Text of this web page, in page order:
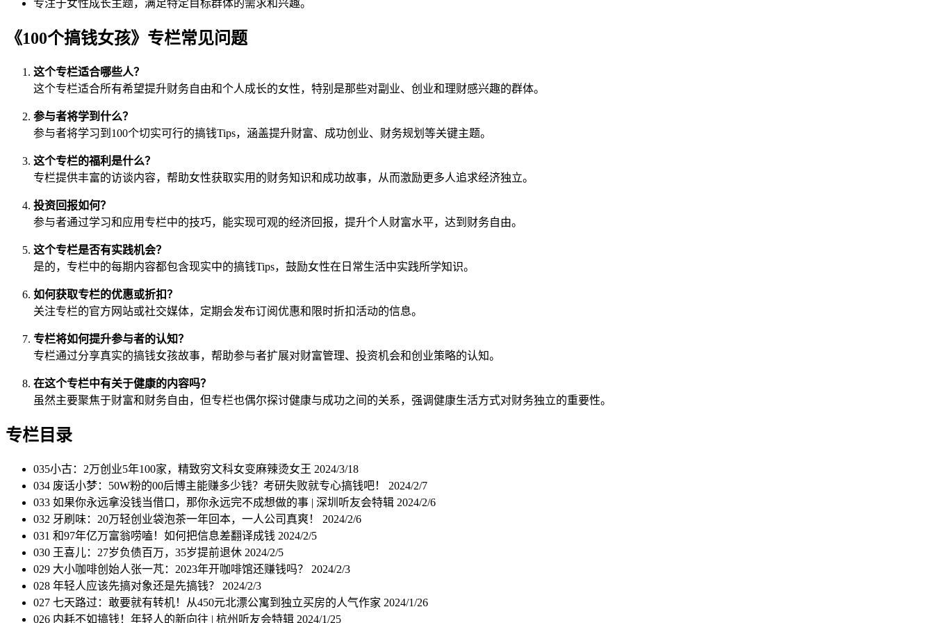
专注于女性成长主题，满足特定目标群体的需求和兴趣。
《100个搞钱女孩》专栏常见问题
这个专栏适合哪些人？
这个专栏适合所有希望提升财务自由和个人成长的女性，特别是那些对副业、创业和理财感兴趣的群体。
参与者将学到什么？
参与者将学习到100个切实可行的搞钱Tips，涵盖提升财富、成功创业、财务规划等关键主题。
这个专栏的福利是什么？
专栏提供丰富的访谈内容，帮助女性获取实用的财务知识和成功故事，从而激励更多人追求经济独立。
投资回报如何？
参与者通过学习和应用专栏中的技巧，能实现可观的经济回报，提升个人财富水平，达到财务自由。
这个专栏是否有实践机会？
是的，专栏中的每期内容都包含现实中的搞钱Tips，鼓励女性在日常生活中实践所学知识。
如何获取专栏的优惠或折扣？
关注专栏的官方网站或社交媒体，定期会发布订阅优惠和限时折扣活动的信息。
专栏将如何提升参与者的认知？
专栏通过分享真实的搞钱女孩故事，帮助参与者扩展对财富管理、投资机会和创业策略的认知。
在这个专栏中有关于健康的内容吗？
虽然主要聚焦于财富和财务自由，但专栏也偶尔探讨健康与成功之间的关系，强调健康生活方式对财务独立的重要性。
专栏目录
035小古：2万创业5年100家，精致穷文科女变麻辣烫女王 2024/3/18
034 废话小梦：50W粉的00后博主能赚多少钱？考研失败就专心搞钱吧！ 2024/2/7
033 如果你永远拿没钱当借口，那你永远完不成想做的事 | 深圳听友会特辑 2024/2/6
032 牙刷味：20万轻创业袋泡茶一年回本，一人公司真爽！ 2024/2/6
031 和97年亿万富翁唠嗑！如何把信息差翻译成钱 2024/2/5
030 王喜儿：27岁负债百万，35岁提前退休 2024/2/5
029 大小咖啡创始人张一芃：2023年开咖啡馆还赚钱吗？ 2024/2/3
028 年轻人应该先搞对象还是先搞钱？ 2024/2/3
027 七天路过：敢要就有转机！从450元北漂公寓到独立买房的人气作家 2024/1/26
026 内耗不如搞钱！年轻人的新向往 | 杭州听友会特辑 2024/1/25